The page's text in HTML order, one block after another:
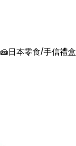
🍰日本零食/手信禮盒